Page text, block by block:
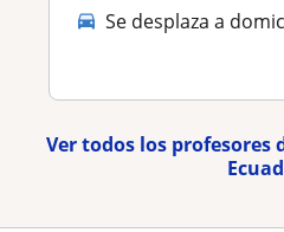
Se desplaza a
Ver todos los profesores